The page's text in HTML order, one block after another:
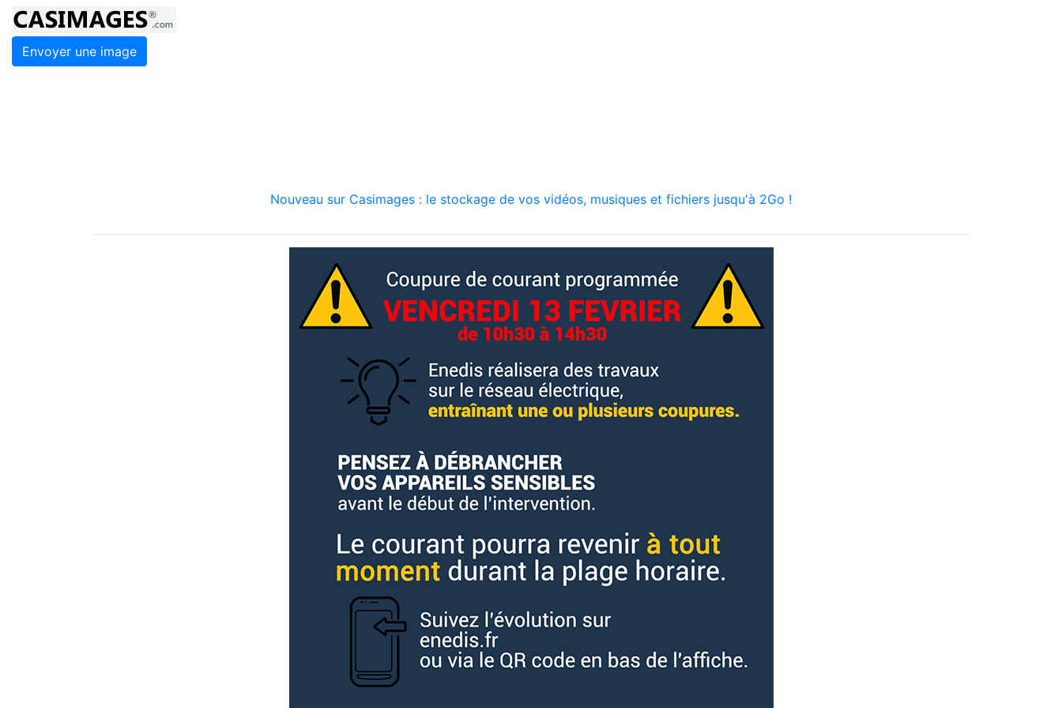
Envoyer une image
Nouveau sur Casimages : le stockage de vos vidéos, musiques et fichiers jusqu'à 2Go !